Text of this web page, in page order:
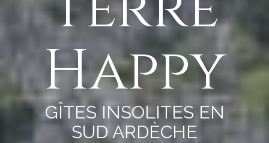
Happy
GÎTES INSOLITES EN
SUD ARDÈCHE